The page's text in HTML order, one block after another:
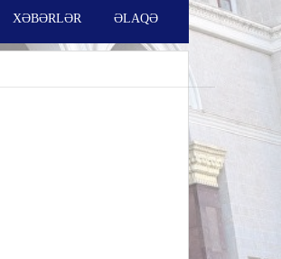
XƏBƏRLƏR ƏLAQƏ